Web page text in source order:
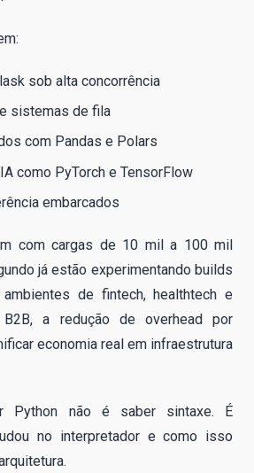
sob alta concorrência
sistemas de fila
com Pandas e Polars
como PyTorch e TensorFlow
embarcados
com cargas de 10 mil a 100 mil
já estão experimentando builds
de fintech, healthtech e
B2B, a redução de overhead por
economia real em infraestrutura
Python não é saber sintaxe. É
no interpretador e como isso